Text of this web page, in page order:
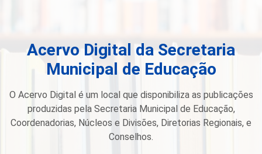
Acervo Digital da Secretaria
Municipal de Educação
O Acervo Digital é um local que disponibiliza as publicações
produzidas pela Secretaria Municipal de Educação,
Coordenadorias, Núcleos e Divisões, Diretorias Regionais, e
Conselhos.